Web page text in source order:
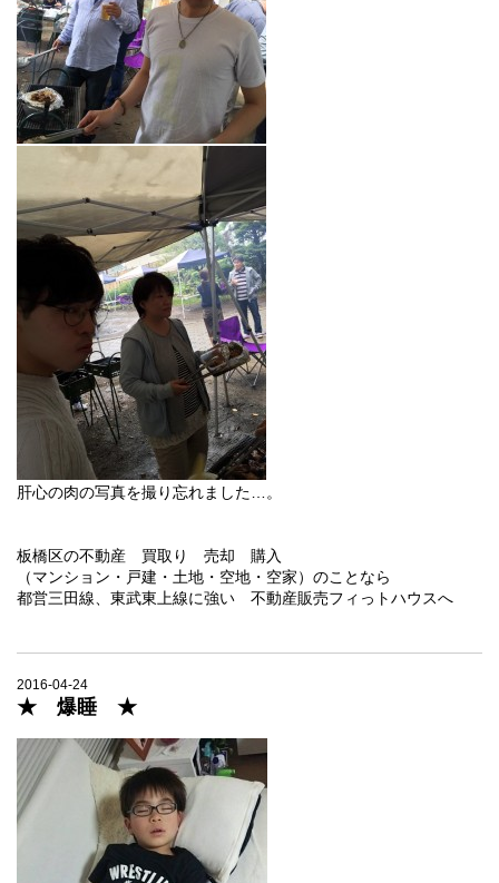
肝心の肉の写真を撮り忘れました…。
板橋区の不動産 買取り 売却 購入
（マンション・戸建・土地・空地・空家）のことなら
都営三田線、東武東上線に強い 不動産販売フィっトハウスへ
2016-04-24
★ 爆睡 ★